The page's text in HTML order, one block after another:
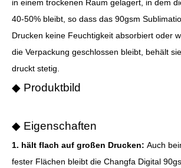
in einem trockenen Raum gelagert, in dem
40-50% bleibt, so dass das 90gsm
Drucken keine Feuchtigkeit absorbiert oder
die Verpackung geschlossen bleibt, behält
druckt stetig.
◆ Produktbild
◆ Eigenschaften
1. hält flach auf großen Drucken: Auch
fester Flächen bleibt die Changfa Digital